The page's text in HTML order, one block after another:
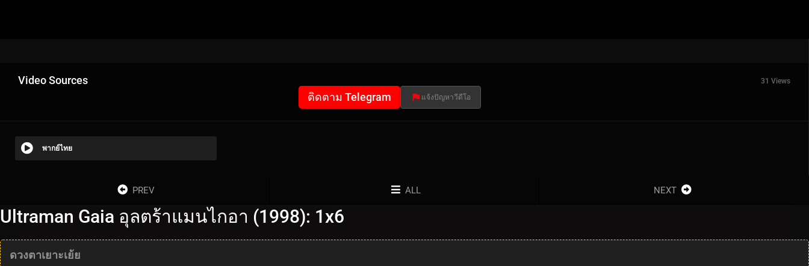
Video Sources 31 Views
ติดตาม Telegram แจ้งปัญหาวีดีโอ
พากย์ไทย
PREV ALL NEXT
Ultraman Gaia อุลตร้าแมนไกอา (1998): 1x6
ดวงตาเยาะเย้ย